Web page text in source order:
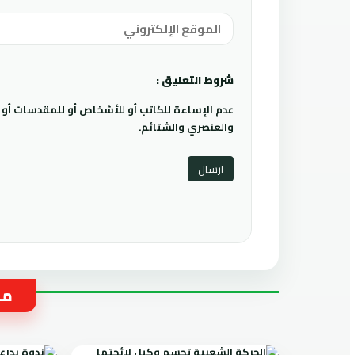
شروط التعليق :
عدم الإساءة للكاتب أو للأشخاص أو للمقدسات أو
والعنصري والشتائم.